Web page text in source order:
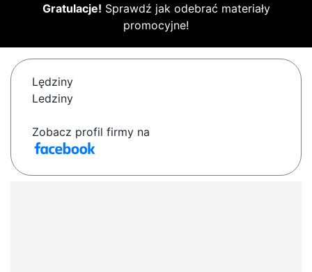
Gratulacje! Sprawdź jak odebrać materiały
promocyjne!
Lędziny
Ledziny
Zobacz profil firmy na